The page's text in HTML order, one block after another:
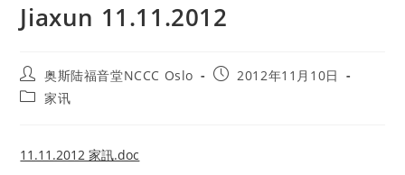
Jiaxun 11.11.2012
Post
author:
奥斯陆福音堂NCCC Oslo
Post2012年11月10日
Post家讯
11.11.2012 家訊.doc